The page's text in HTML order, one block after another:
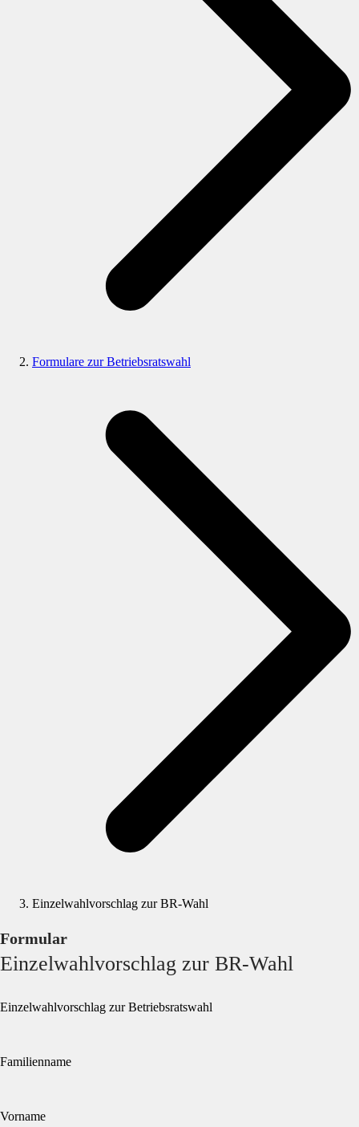
Formulare zur Betriebsratswahl
Einzelwahlvorschlag zur BR-Wahl
Formular
Einzelwahlvorschlag zur BR-Wahl
Einzelwahlvorschlag zur Betriebsratswahl
Familienname
Vorname